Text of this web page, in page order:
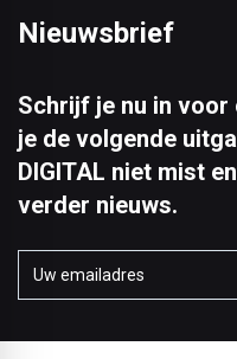
Nieuwsbrief
Schrijf je nu in
je de volgende
DIGITAL niet mist
verder nieuws.